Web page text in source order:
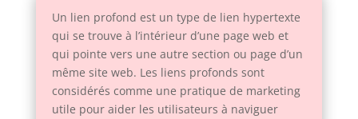
Un lien profond est un type de lien hypertexte
qui se trouve à l’intérieur d’une page web et
qui pointe vers une autre section ou page d’un
même site web. Les liens profonds sont
considérés comme une pratique de marketing
utile pour aider les utilisateurs à naviguer